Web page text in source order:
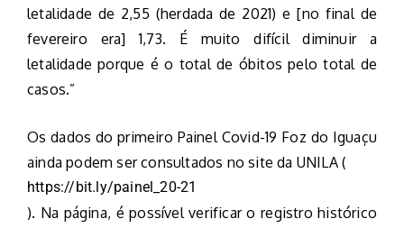
letalidade de 2,55 (herdada de 2021) e [no final de
fevereiro era] 1,73. É muito difícil diminuir a
letalidade porque é o total de óbitos pelo total de
casos.”
Os dados do primeiro Painel Covid-19 Foz do Iguaçu
ainda podem ser consultados no site da UNILA (
https://bit.ly/painel_20-21
). Na página, é possível verificar o registro histórico